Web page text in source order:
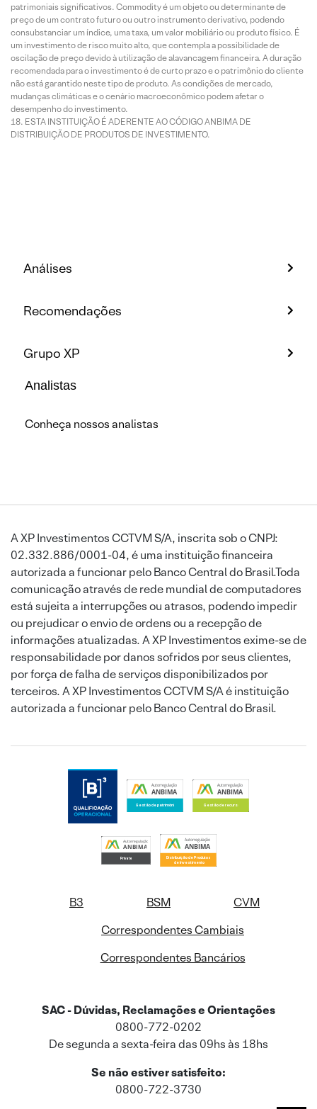
patrimoniais significativos. Commodity é um objeto ou determinante de
preço de um contrato futuro ou outro instrumento derivativo, podendo
consubstanciar um índice, uma taxa, um valor mobiliário ou produto físico. É
um investimento de risco muito alto, que contempla a possibilidade de
oscilação de preço devido à utilização de alavancagem financeira. A duração
recomendada para o investimento é de curto prazo e o patrimônio do cliente
não está garantido neste tipo de produto. As condições de mercado,
mudanças climáticas e o cenário macroeconômico podem afetar o
desempenho do investimento.
ESTA INSTITUIÇÃO É ADERENTE AO CÓDIGO ANBIMA DE
DISTRIBUIÇÃO DE PRODUTOS DE INVESTIMENTO.
Análises
Recomendações
Grupo XP
Analistas
Conheça nossos analistas
A XP Investimentos CCTVM S/A, inscrita sob o CNPJ:
02.332.886/0001-04, é uma instituição financeira
autorizada a funcionar pelo Banco Central do Brasil.Toda
comunicação através de rede mundial de computadores
está sujeita a interrupções ou atrasos, podendo impedir
ou prejudicar o envio de ordens ou a recepção de
informações atualizadas. A XP Investimentos exime-se de
responsabilidade por danos sofridos por seus clientes,
por força de falha de serviços disponibilizados por
terceiros. A XP Investimentos CCTVM S/A é instituição
autorizada a funcionar pelo Banco Central do Brasil.
B3 BSM
CVM
Correspondentes Cambiais
Correspondentes Bancários
SAC - Dúvidas, Reclamações e Orientações
0800-772-0202
De segunda a sexta-feira das 09hs às 18hs
Se não estiver satisfeito:
0800-722-3730